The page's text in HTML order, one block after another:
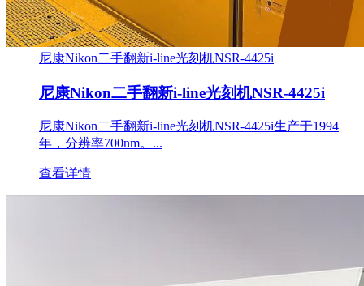
尼康Nikon二手翻新i-line光刻机NSR-4425i
尼康Nikon二手翻新i-line光刻机NSR-4425i
尼康Nikon二手翻新i-line光刻机NSR-4425i生产于1994
年，分辨率700nm。...
查看详情